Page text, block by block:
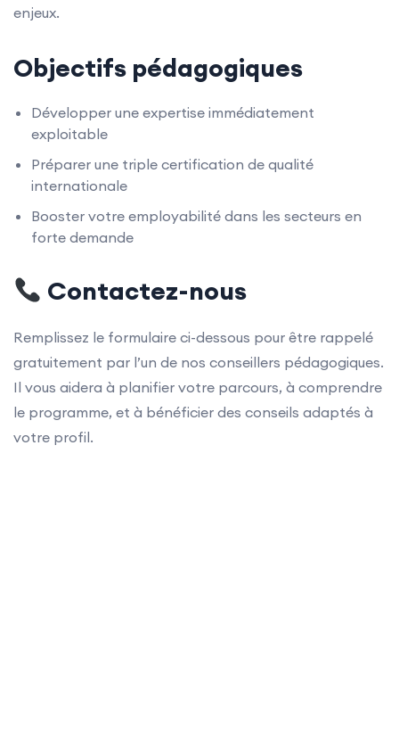
enjeux.
Objectifs pédagogiques
Développer une expertise immédiatement
exploitable
Préparer une triple certification de qualité
internationale
Booster votre employabilité dans les secteurs en
forte demande
Contactez-nous
Remplissez le formulaire ci-dessous pour être rappelé
gratuitement par l’un de nos conseillers pédagogiques.
Il vous aidera à planifier votre parcours, à comprendre
le programme, et à bénéficier des conseils adaptés à
votre profil.